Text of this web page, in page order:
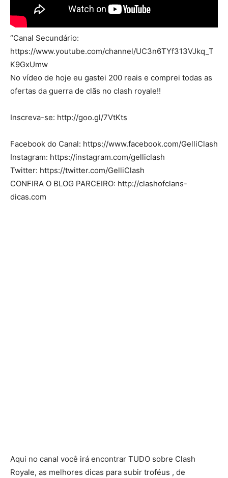
“Canal Secundário:
https://www.youtube.com/channel/UC3n6TYf313VJkq_T
K9GxUmw
No vídeo de hoje eu gastei 200 reais e comprei todas as
ofertas da guerra de clãs no clash royale!!
Inscreva-se: http://goo.gl/7VtKts
Facebook do Canal: https://www.facebook.com/GelliClash
Instagram: https://instagram.com/gelliclash
Twitter: https://twitter.com/GelliClash
CONFIRA O BLOG PARCEIRO: http://clashofclans-
dicas.com
Aqui no canal você irá encontrar TUDO sobre Clash
Royale, as melhores dicas para subir troféus , de